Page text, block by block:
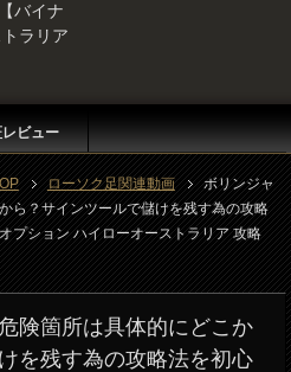
バイナ
ラリア
ビュー
ローソク足関連動画
ボリンジャ
ら？サインツールで儲けを残す為の攻略
プション ハイローオーストラリア 攻略
険箇所は具体的にどこか
を残す為の攻略法を初心